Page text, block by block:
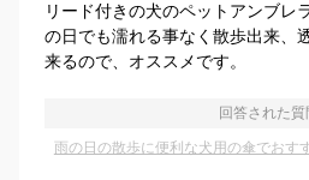
リード付きの犬のペットアンブレ
の日でも濡れる事なく散歩出来、
来るので、オススメです。
回答された質
雨の日の散歩に便利な犬用の傘でおす